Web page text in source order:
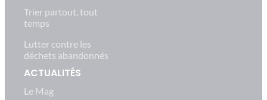
Trier partout, tout
temps
Lutter contre les
déchets abandonnés
ACTUALITÉS
Le Mag